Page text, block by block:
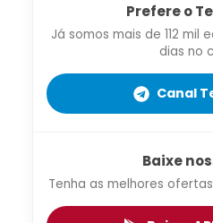
Prefere o
Já somos mais de 112 mil
dias no
Canal
Baixe
Tenha as melhores